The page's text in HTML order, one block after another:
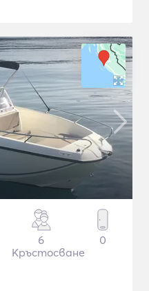
6
Кръстосване
0